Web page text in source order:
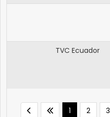
TVC Ecuador
1 2 3